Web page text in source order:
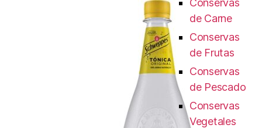
Conservas
de Carne
Conservas
de Frutas
Conservas
de Pescado
Conservas
Vegetales